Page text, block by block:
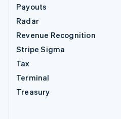
Payouts
Radar
Revenue Recognition
Stripe Sigma
Tax
Terminal
Treasury